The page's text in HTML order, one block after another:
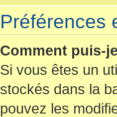
Préférences
Comment puis-
Si vous êtes un
stockés dans la
pouvez les